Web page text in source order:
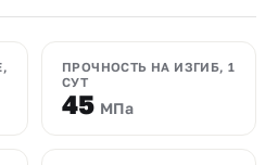
ПРОЧНОСТЬ НА ИЗГИБ, 1
СУТ
45 МПа